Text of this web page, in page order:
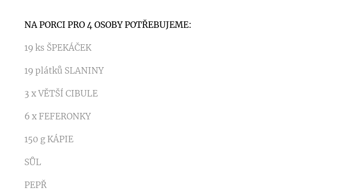
NA PORCI PRO 4 OSOBY POTŘEBUJEME:
19 ks ŠPEKÁČEK
19 plátků SLANINY
3 x VĚTŠÍ CIBULE
6 x FEFERONKY
150 g KÁPIE
SŮL
PEPŘ